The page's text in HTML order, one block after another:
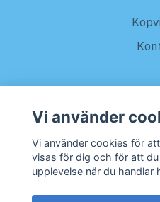
Prenumerera
Vi använder
Vi använder cookies för
visas för dig och för att
upplevelse när du handlar